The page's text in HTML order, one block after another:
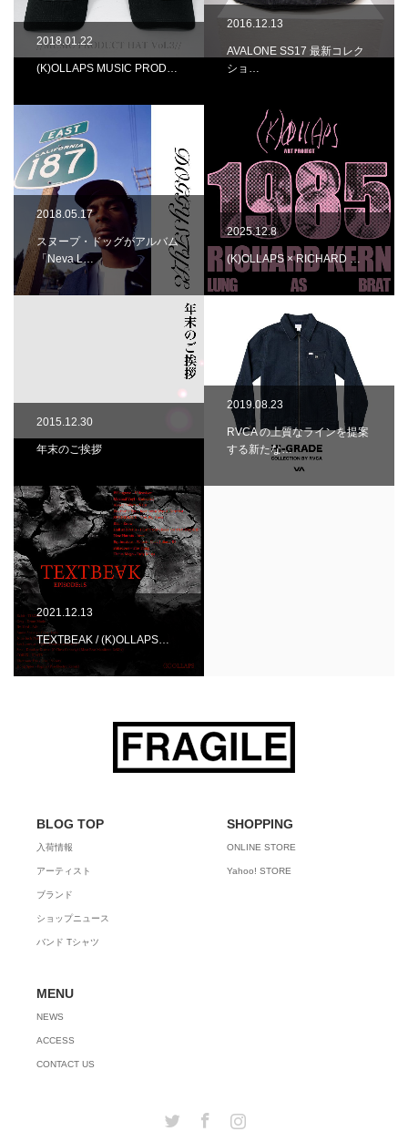
2018.01.22
(K)OLLAPS MUSIC PROD…
2016.12.13
AVALONE SS17 最新コレク
ショ…
2018.05.17
スヌープ・ドッグがアルバム
「Neva L…
2025.12.8
(K)OLLAPS × RICHARD …
2015.12.30
年末のご挨拶
2019.08.23
RVCA の上質なラインを提案
する新たな…
2021.12.13
TEXTBEAK / (K)OLLAPS…
BLOG TOP
入荷情報
アーティスト
ブランド
ショップニュース
バンド Tシャツ
SHOPPING
ONLINE STORE
Yahoo! STORE
MENU
NEWS
ACCESS
CONTACT US
Twitter Facebook